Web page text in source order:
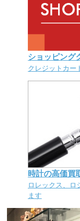
ショッピング
クレジットカー
時計の高価買
ロレックス、ロ
ます